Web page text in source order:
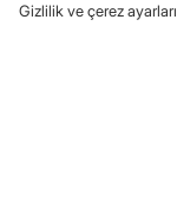
Gizlilik ve çerez ayarları